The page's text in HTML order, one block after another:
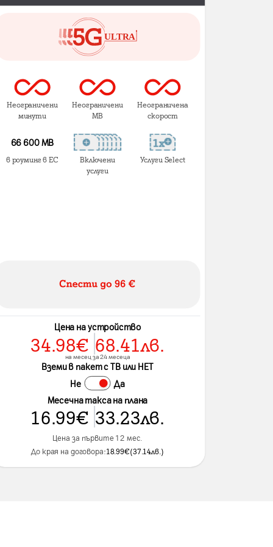
Неограничени
минути
Неограничени
MB
Неограничена
скорост
66 600 MB
в роуминг в ЕС
Включени
услуги
Услуги Select
Цена на устройство
34.98€ 68.41лв.
на месец за 24 месеца
Вземи в пакет с ТВ или НЕТ
Не Да
Месечна такса на плана
16.99€ 33.23лв.
Цена за първите 12 мес.
До края на договора:18.99€(37.14лв.)